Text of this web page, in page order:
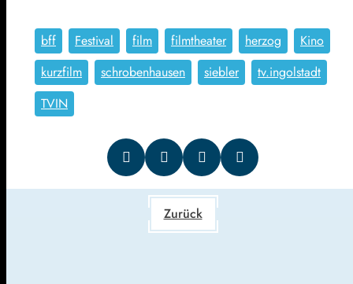
bff Festival film filmtheater herzog
Kino
kurzfilm
schrobenhausen siebler
tv.ingolstadt
TVIN
Zurück